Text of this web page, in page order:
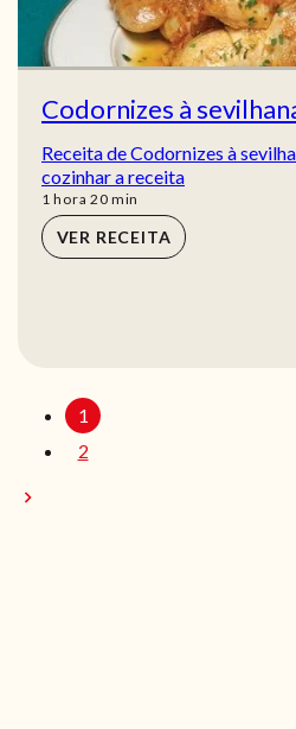
Codornizes à
Receita de Codornizes à
cozinhar a receita
1 hora
hora 20min
min
VER RECEITA
1
2